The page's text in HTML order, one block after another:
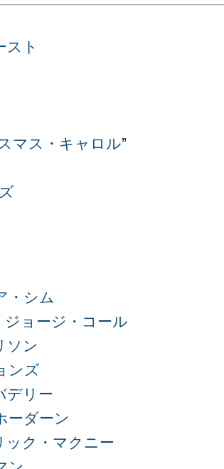
スト
マス・キャロル”
・シム
ジョージ・コール
ソン
ンズ
デリー
ーダーン
ック・マクニー